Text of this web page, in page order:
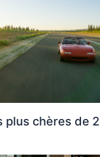
plus chères de